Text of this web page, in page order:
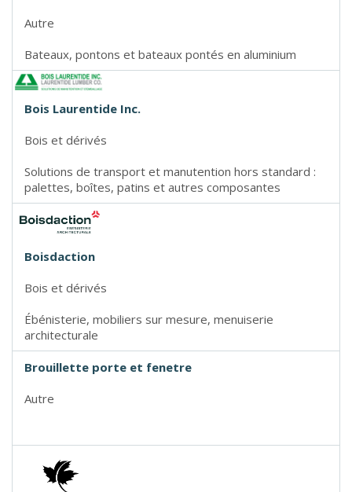
Autre
Bateaux, pontons et bateaux pontés en aluminium
Bois Laurentide Inc.
Bois et dérivés
Solutions de transport et manutention hors standard :
palettes, boîtes, patins et autres composantes
Boisdaction
Bois et dérivés
Ébénisterie, mobiliers sur mesure, menuiserie
architecturale
Brouillette porte et fenetre
Autre